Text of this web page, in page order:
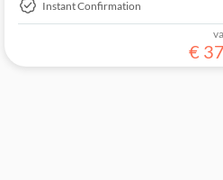
Instant Confirmation
€ 37